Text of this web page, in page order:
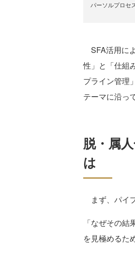
パーソルプロセ
SFA活用に
性」と「仕組
プライン管理
テーマに沿っ
脱・属
は
まず、パイ
「なぜその
を見極めるた